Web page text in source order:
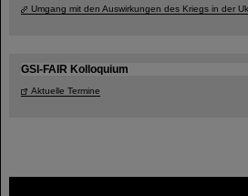
Umgang mit den Auswirkungen des Kriegs in der
GSI-FAIR Kolloquium
Aktuelle Termine